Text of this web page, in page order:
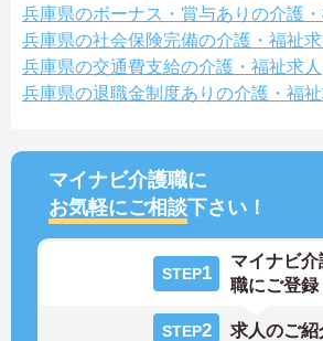
兵庫県のボーナス・賞与ありの介護・
兵庫県の社会保険完備の介護・福祉求
兵庫県の交通費支給の介護・福祉求人
兵庫県の退職金制度ありの介護・福祉
マイナビ介護職に
お気軽にご相談下さい！
STEP1
マイナビ介
職にご登録
STEP2 求人のご紹